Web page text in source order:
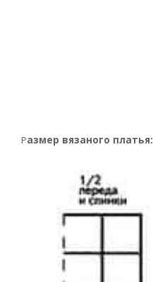
Размер вязаного платья: